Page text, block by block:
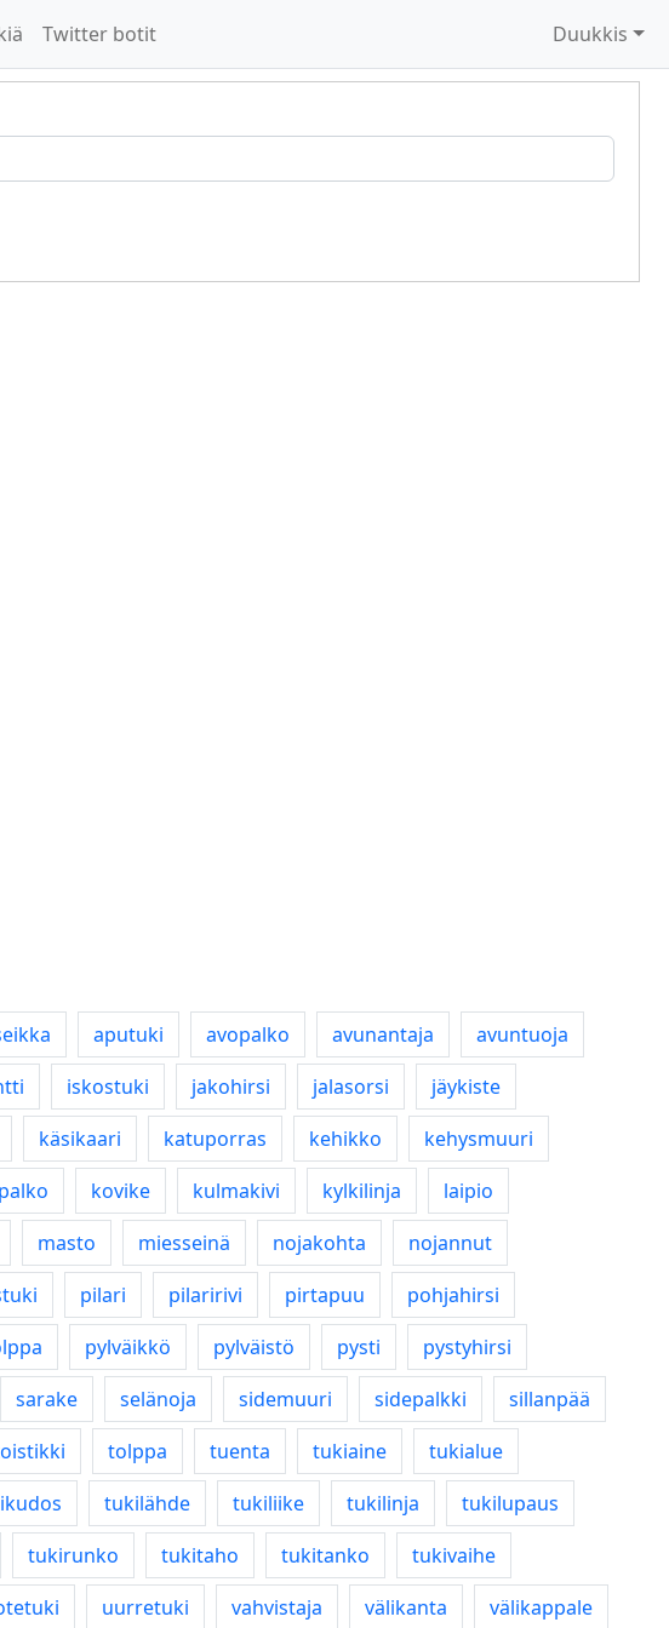
Twitter botit Duukkis
aputuki avopalko avunantaja
avuntuoja
iskostuki jakohirsi jalasorsi
jäykiste
käsikaari katuporras kehikko
kehysmuuri
kovike kulmakivi kylkilinja
laipio
masto miesseinä nojakohta
nojannut
pilari pilaririvi pirtapuu
pohjahirsi
pylväikkö pylväistö pysti
pystyhirsi
sarake selänoja sidemuuri sidepalkki
sillanpää
tolppa tuenta tukiaine
tukialue
tukilähde tukiliike tukilinja
tukilupaus
tukirunko tukitaho tukitanko
tukivaihe
uurretuki vahvistaja välikanta välikappale